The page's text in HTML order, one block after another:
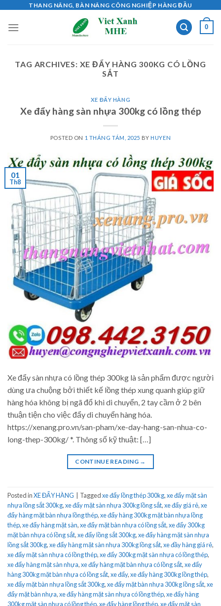
content
THANG NÂNG, BÀN NÂNG CÔNG NGHIỆP HÀNG ĐẦU
0
TAG ARCHIVES: XE ĐẨY HÀNG 300KG CÓ LỒNG
SẮT
XE ĐẨY HÀNG
Xe đẩy hàng sàn nhựa 300kg có lồng thép
POSTED ON 1 THÁNG TÁM, 2025 BYHUYEN
01
Th8
Xe đẩy sàn nhựa có lồng thép 300kg là sản phẩm được người
dùng ưa chuộng bởi thiết kế lồng thép xung quanh giúp giữ
hàng hóa không bị ngã đổ khi di chuyển, 2 tay cầm ở 2 bên
thuận tiện cho việc đẩy di chuyển hàng hóa.
https://xenang.pro.vn/san-pham/xe-day-hang-san-nhua-co-
long-thep-300kg/ *. Thông số kỹ thuật: […]
CONTINUE READING →
Posted inXE ĐẨY HÀNG Taggedxe đẩy lồng thép 300kg,xe đẩy mặt sàn
nhựa lồng sắt 300kg,xe đẩy mặt sàn nhựa 300kg lồng sắt,xe đẩy giá rẻ,xe
đẩy hàng mặt bàn nhựa lồng thép,xe đẩy hàng 300kg mặt bàn nhựa lồng
thép,xe đẩy hàng mặt sàn,xe đẩy mặt bàn nhựa có lồng sắt,xe đẩy 300kg
mặt bàn nhựa có lồng sắt,xe đẩy lồng sắt 300kg,xe đẩy hàng mặt sàn nhựa
lồng sắt 300kg,xe đẩy hàng mặt sàn nhựa 300kg lồng sắt,xe đầy hàng giá rẻ,
xe đẩy mặt sàn nhựa có lồng thép,xe đẩy 300kg mặt sàn nhựa có lồng thép,
xe đẩy hàng mặt sàn nhựa,xe đẩy hàng mặt bàn nhựa có lồng sắt,xe đẩy
hàng 300kg mặt bàn nhựa có lồng sắt,xe đẩy,xe đẩy hàng 300kg lồng thép,
xe đẩy mặt bàn nhựa lồng sắt 300kg,xe đẩy mặt bàn nhựa 300kg lồng sắt,xe
đẩy mặt bàn nhựa,xe đẩy hàng mặt sàn nhựa có lồng thép,xe đẩy hàng
300kg mặt sàn nhựa có lồng thép,xe đẩy hàng lồng thép,xe đẩy mặt sàn